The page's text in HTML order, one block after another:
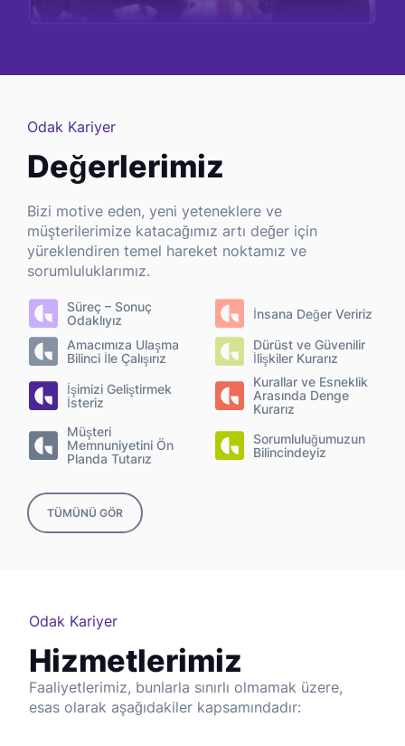
Odak Kariyer
Değerlerimiz
Bizi motive eden, yeni yeteneklere ve
müşterilerimize katacağımız artı değer için
yüreklendiren temel hareket noktamız ve
sorumluluklarımız.
Süreç – Sonuç
Odaklıyız
İnsana Değer Veririz
Amacımıza Ulaşma
Bilinci İle Çalışırız
Dürüst ve Güvenilir
İlişkiler Kurarız
İşimizi Geliştirmek
İsteriz
Kurallar ve Esneklik
Arasında Denge
Kurarız
Müşteri
Memnuniyetini Ön
Planda Tutarız
Sorumluluğumuzun
Bilincindeyiz
TÜMÜNÜ GÖR
Odak Kariyer
Hizmetlerimiz
Faaliyetlerimiz, bunlarla sınırlı olmamak üzere,
esas olarak aşağıdakiler kapsamındadır: